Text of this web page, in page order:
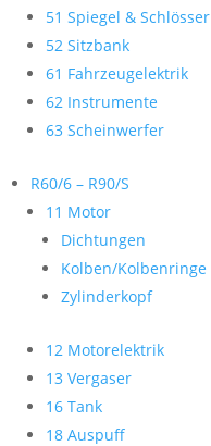
51 Spiegel & Schlösser
52 Sitzbank
61 Fahrzeugelektrik
62 Instrumente
63 Scheinwerfer
R60/6 – R90/S
11 Motor
Dichtungen
Kolben/Kolbenringe
Zylinderkopf
12 Motorelektrik
13 Vergaser
16 Tank
18 Auspuff